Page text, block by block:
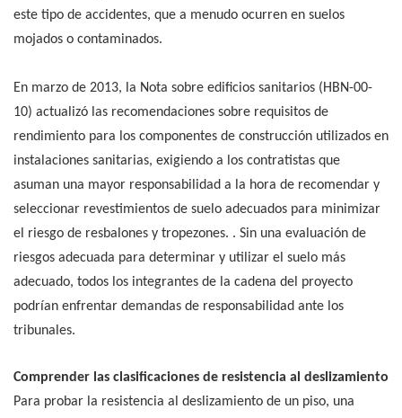
este tipo de accidentes, que a menudo ocurren en suelos
mojados o contaminados.
En marzo de 2013, la Nota sobre edificios sanitarios (HBN-00-
10) actualizó las recomendaciones sobre requisitos de
rendimiento para los componentes de construcción utilizados en
instalaciones sanitarias, exigiendo a los contratistas que
asuman una mayor responsabilidad a la hora de recomendar y
seleccionar revestimientos de suelo adecuados para minimizar
el riesgo de resbalones y tropezones. . Sin una evaluación de
riesgos adecuada para determinar y utilizar el suelo más
adecuado, todos los integrantes de la cadena del proyecto
podrían enfrentar demandas de responsabilidad ante los
tribunales.
Comprender las clasificaciones de resistencia al deslizamiento
Para probar la resistencia al deslizamiento de un piso, una